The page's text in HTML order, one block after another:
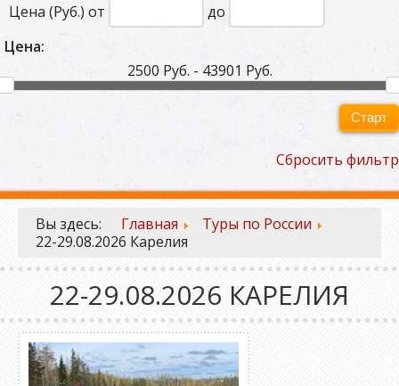
Цена (Руб.) от
до
Цена:
2500 Руб. - 43901 Руб.
Старт
Сбросить фильтр
Вы здесь: Главная
Туры по России
22-29.08.2026 Карелия
22-29.08.2026 КАРЕЛИЯ